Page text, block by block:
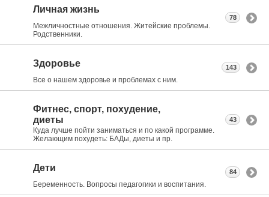
Личная жизнь
Межличностные отношения. Житейские проблемы.
Родственники.
78
Здоровье
Все о нашем здоровье и проблемах с ним.
143
Фитнес, спорт, похудение,
диеты
Куда лучше пойти заниматься и по какой программе.
Желающим похудеть: БАДы, диеты и пр.
43
Дети
Беременность. Вопросы педагогики и воспитания.
84